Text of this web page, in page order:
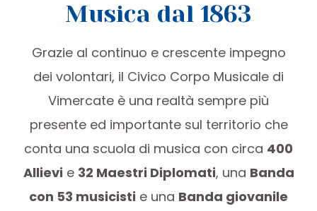
Musica dal 1863
Grazie al continuo e crescente impegno
dei volontari, il Civico Corpo Musicale di
Vimercate è una realtà sempre più
presente ed importante sul territorio che
conta una scuola di musica con circa 400
Allievi e 32 Maestri Diplomati, una Banda
con 53 musicisti e una Banda giovanile